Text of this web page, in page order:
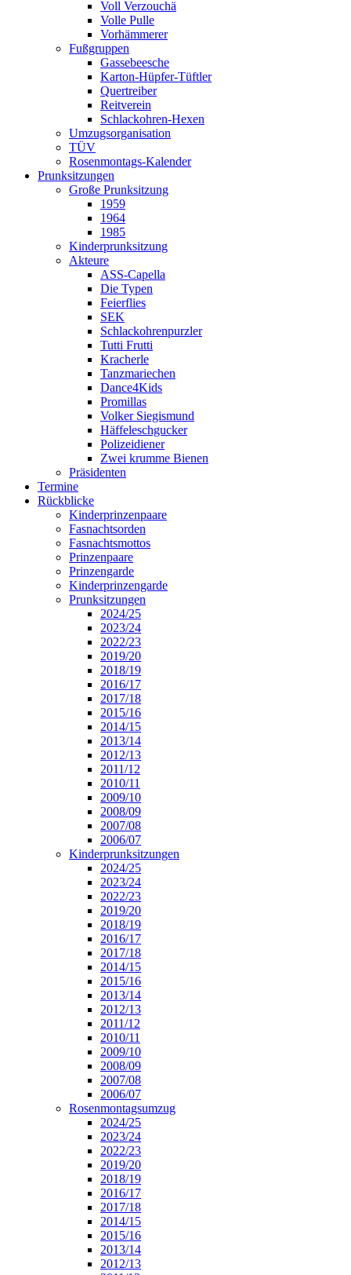
Voll Verzouchä
Volle Pulle
Vorhämmerer
Fußgruppen
Gassebeesche
Karton-Hüpfer-Tüftler
Quertreiber
Reitverein
Schlackohren-Hexen
Umzugsorganisation
TÜV
Rosenmontags-Kalender
Prunksitzungen
Große Prunksitzung
1959
1964
1985
Kinderprunksitzung
Akteure
ASS-Capella
Die Typen
Feierflies
SEK
Schlackohrenpurzler
Tutti Frutti
Kracherle
Tanzmariechen
Dance4Kids
Promillas
Volker Siegismund
Häffeleschgucker
Polizeidiener
Zwei krumme Bienen
Präsidenten
Termine
Rückblicke
Kinderprinzenpaare
Fasnachtsorden
Fasnachtsmottos
Prinzenpaare
Prinzengarde
Kinderprinzengarde
Prunksitzungen
2024/25
2023/24
2022/23
2019/20
2018/19
2016/17
2017/18
2015/16
2014/15
2013/14
2012/13
2011/12
2010/11
2009/10
2008/09
2007/08
2006/07
Kinderprunksitzungen
2024/25
2023/24
2022/23
2019/20
2018/19
2016/17
2017/18
2014/15
2015/16
2013/14
2012/13
2011/12
2010/11
2009/10
2008/09
2007/08
2006/07
Rosenmontagsumzug
2024/25
2023/24
2022/23
2019/20
2018/19
2016/17
2017/18
2014/15
2015/16
2013/14
2012/13